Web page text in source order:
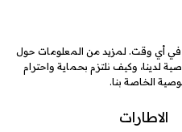
في أي وقت. لمزيد من المعلومات حول
لدينا، وكيف نلتزم بحماية واحترام
الخاصة بنا.
الاطارات